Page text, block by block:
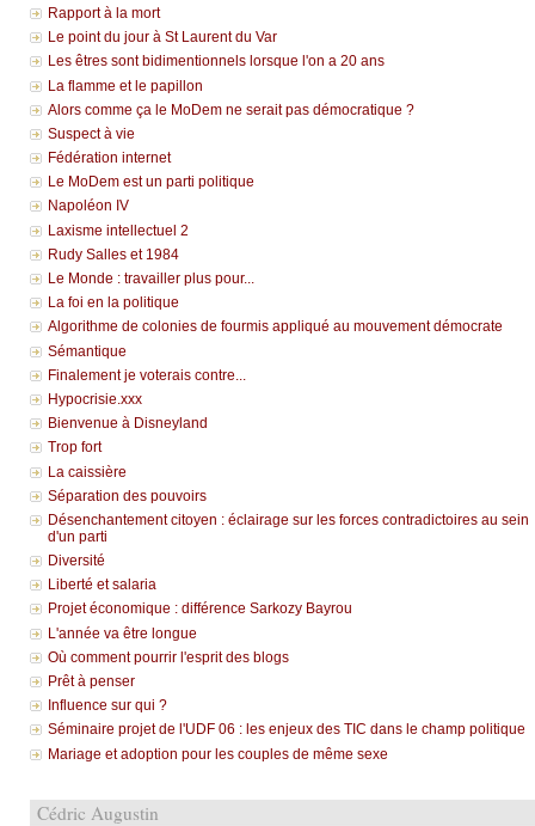
Rapport à la mort
Le point du jour à St Laurent du Var
Les êtres sont bidimentionnels lorsque l'on a 20 ans
La flamme et le papillon
Alors comme ça le MoDem ne serait pas démocratique ?
Suspect à vie
Fédération internet
Le MoDem est un parti politique
Napoléon IV
Laxisme intellectuel 2
Rudy Salles et 1984
Le Monde : travailler plus pour...
La foi en la politique
Algorithme de colonies de fourmis appliqué au mouvement démocrate
Sémantique
Finalement je voterais contre...
Hypocrisie.xxx
Bienvenue à Disneyland
Trop fort
La caissière
Séparation des pouvoirs
Désenchantement citoyen : éclairage sur les forces contradictoires au sein
d'un parti
Diversité
Liberté et salaria
Projet économique : différence Sarkozy Bayrou
L'année va être longue
Où comment pourrir l'esprit des blogs
Prêt à penser
Influence sur qui ?
Séminaire projet de l'UDF 06 : les enjeux des TIC dans le champ politique
Mariage et adoption pour les couples de même sexe
Cédric Augustin